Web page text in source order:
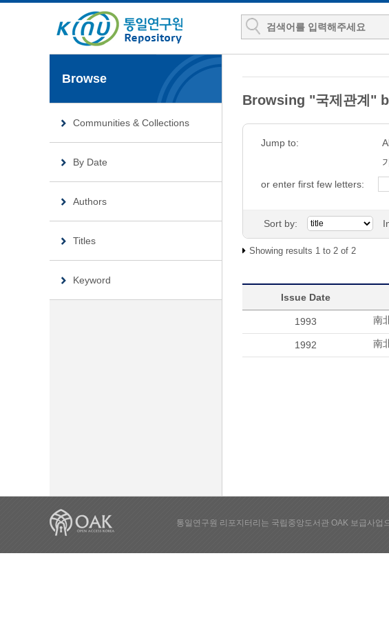
Browse
Communities & Collections
By Date
Authors
Titles
Keyword
Browsing "국제관계"
Jump to:
or enter first few letters:
Sort by:
Showing results 1 to 2 of 2
Issue Date
1993 南
1992 南
통일연구원 리포지터리는 국립중앙도서관 OAK 보급사업